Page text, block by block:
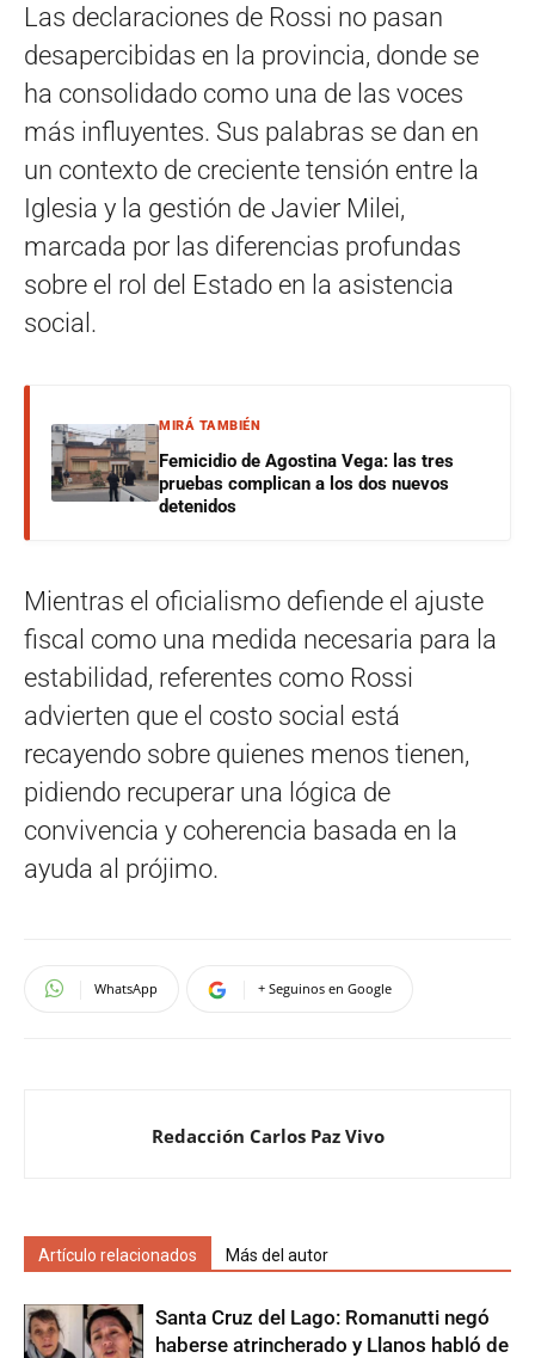
Las declaraciones de Rossi no pasan
desapercibidas en la provincia, donde se
ha consolidado como una de las voces
más influyentes. Sus palabras se dan en
un contexto de creciente tensión entre la
Iglesia y la gestión de Javier Milei,
marcada por las diferencias profundas
sobre el rol del Estado en la asistencia
social.
MIRÁ TAMBIÉN
Femicidio de Agostina Vega: las tres
pruebas complican a los dos nuevos
detenidos
Mientras el oficialismo defiende el ajuste
fiscal como una medida necesaria para la
estabilidad, referentes como Rossi
advierten que el costo social está
recayendo sobre quienes menos tienen,
pidiendo recuperar una lógica de
convivencia y coherencia basada en la
ayuda al prójimo.
WhatsApp + Seguinos en Google
Redacción Carlos Paz Vivo
Artículo relacionados Más del autor
Santa Cruz del Lago: Romanutti negó
haberse atrincherado y Llanos habló de